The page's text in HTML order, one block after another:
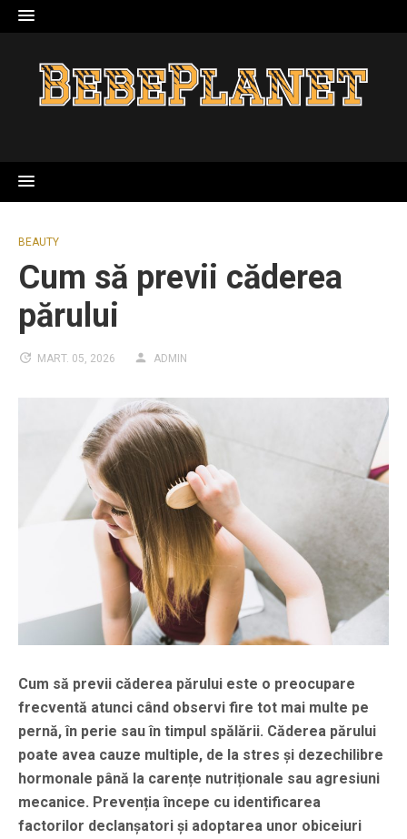
Skip
to
BEAUTY
Cum să previi căderea
părului
MART. 05, 2026 ADMIN
Cum să previi căderea părului este o preocupare
frecventă atunci când observi fire tot mai multe pe
pernă, în perie sau în timpul spălării. Căderea părului
poate avea cauze multiple, de la stres și dezechilibre
hormonale până la carențe nutriționale sau agresiuni
mecanice. Prevenția începe cu identificarea
factorilor declanșatori și adoptarea unor obiceiuri